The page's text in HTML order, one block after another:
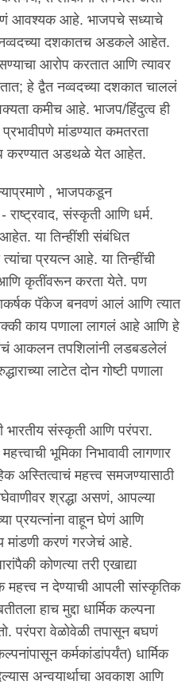
आवश्यक आहे. भाजपचे सध्याचे
नव्वदच्या दशकातच अडकले आहेत.
आरोप करतात आणि त्यावर
हे द्वैत नव्वदच्या दशकात चाललं
कमीच आहे. भाजप/हिंदुत्व ही
मांडण्यात कमतरता
करण्यात अडथळे येत आहेत.
, भाजपकडून
संस्कृती आणि धर्म.
या तिन्हींशी संबंधित
प्रयत्न आहे. या तिन्हींची
आणि कृतींवरून करता येते. पण
आकर्षक पॅकेज बनवणं आलं आणि त्यात
काय पणाला लागलं आहे आणि हे
आकलन तपशिलांनी लडबडलेलं
लाटेत दोन गोष्टी पणाला
भारतीय संस्कृती आणि परंपरा.
भूमिका निभावावी लागणार
महत्त्व समजण्यासाठी
श्रद्धा असणं, आपल्या
प्रयत्नांना वाहून घेणं आणि
मांडणी करणं गरजेचं आहे.
कोणत्या तरी एखाद्या
महत्त्व न देण्याची आपली सांस्कृतिक
हाच मुद्दा धार्मिक कल्पना
परंपरा वेळोवेळी तपासून बघणं
कर्मकांडांपर्यंत) धार्मिक
अन्वयार्थाचा अवकाश आणि